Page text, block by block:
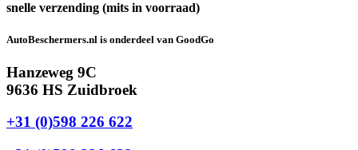
snelle verzending (mits in voorraad)
AutoBeschermers.nl is onderdeel van GoodGo
Hanzeweg 9C
9636 HS Zuidbroek
+31 (0)598 226 622